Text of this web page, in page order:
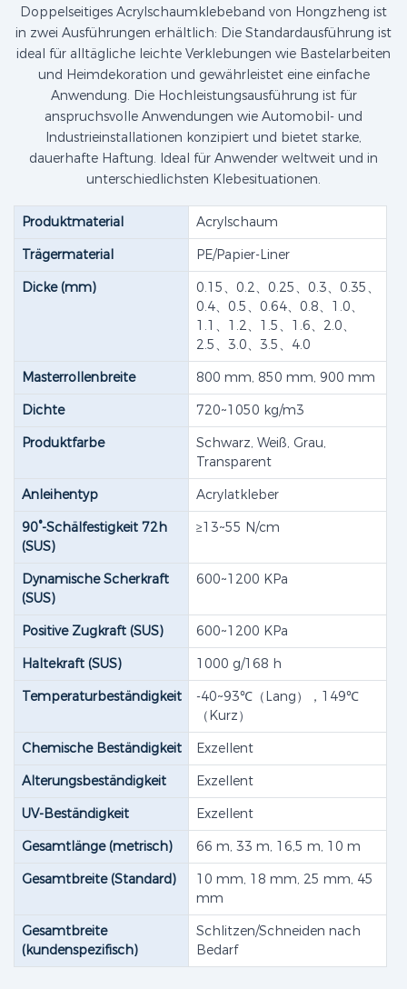
Doppelseitiges Acrylschaumklebeband von Hongzheng ist
in zwei Ausführungen erhältlich: Die Standardausführung ist
ideal für alltägliche leichte Verklebungen wie Bastelarbeiten
und Heimdekoration und gewährleistet eine einfache
Anwendung. Die Hochleistungsausführung ist für
anspruchsvolle Anwendungen wie Automobil- und
Industrieinstallationen konzipiert und bietet starke,
dauerhafte Haftung. Ideal für Anwender weltweit und in
unterschiedlichsten Klebesituationen.
Produktmaterial
Acrylschaum
Trägermaterial
PE/Papier-Liner
Dicke (mm)
0.15、0.2、0.25、0.3、0.35、
0.4、0.5、0.64、0.8、1.0、
1.1、1.2、1.5、1.6、2.0、
2.5、3.0、3.5、4.0
Masterrollenbreite
800 mm, 850 mm, 900 mm
Dichte
720~1050 kg/m3
Produktfarbe
Schwarz, Weiß, Grau,
Transparent
Anleihentyp
Acrylatkleber
90°-Schälfestigkeit 72h
(SUS)​
≥13~55 N/cm
Dynamische Scherkraft
(SUS)​
600~1200 KPa
Positive Zugkraft (SUS)​
600~1200 KPa
Haltekraft (SUS)
1000 g/168 h
Temperaturbeständigkeit
-40~93℃（Lang），149℃
（Kurz）
Chemische Beständigkeit
Exzellent
Alterungsbeständigkeit
Exzellent
UV-Beständigkeit
Exzellent
Gesamtlänge (metrisch)
66 m, 33 m, 16,5 m, 10 m
Gesamtbreite (Standard)
10 mm, 18 mm, 25 mm, 45
mm
Gesamtbreite
(kundenspezifisch)
Schlitzen/Schneiden nach
Bedarf